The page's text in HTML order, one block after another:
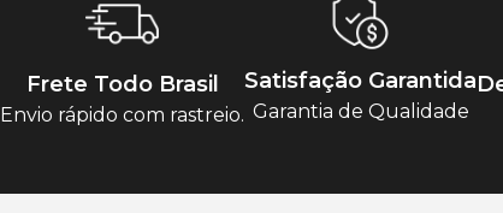
Frete Todo Brasil
Envio rápido com rastreio.
Satisfação Garantida
Garantia de Qualidade